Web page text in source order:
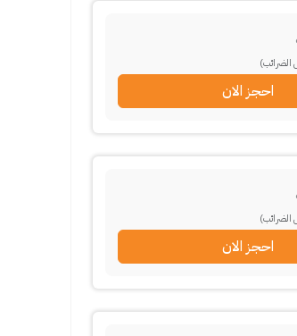
الضرائب)
احجز الان
الضرائب)
احجز الان